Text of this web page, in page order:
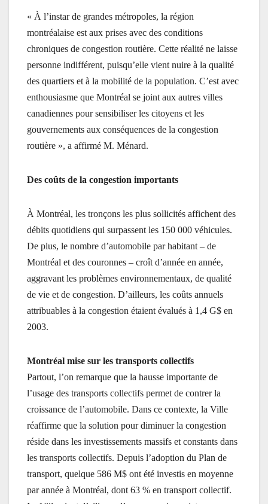
« À l’instar de grandes métropoles, la région
montréalaise est aux prises avec des conditions
chroniques de congestion routière. Cette réalité ne laisse
personne indifférent, puisqu’elle vient nuire à la qualité
des quartiers et à la mobilité de la population. C’est avec
enthousiasme que Montréal se joint aux autres villes
canadiennes pour sensibiliser les citoyens et les
gouvernements aux conséquences de la congestion
routière », a affirmé M. Ménard.
Des coûts de la congestion importants
À Montréal, les tronçons les plus sollicités affichent des
débits quotidiens qui surpassent les 150 000 véhicules.
De plus, le nombre d’automobile par habitant – de
Montréal et des couronnes – croît d’année en année,
aggravant les problèmes environnementaux, de qualité
de vie et de congestion. D’ailleurs, les coûts annuels
attribuables à la congestion étaient évalués à 1,4 G$ en
2003.
Montréal mise sur les transports collectifs
Partout, l’on remarque que la hausse importante de
l’usage des transports collectifs permet de contrer la
croissance de l’automobile. Dans ce contexte, la Ville
réaffirme que la solution pour diminuer la congestion
réside dans les investissements massifs et constants dans
les transports collectifs. Depuis l’adoption du Plan de
transport, quelque 586 M$ ont été investis en moyenne
par année à Montréal, dont 63 % en transport collectif.